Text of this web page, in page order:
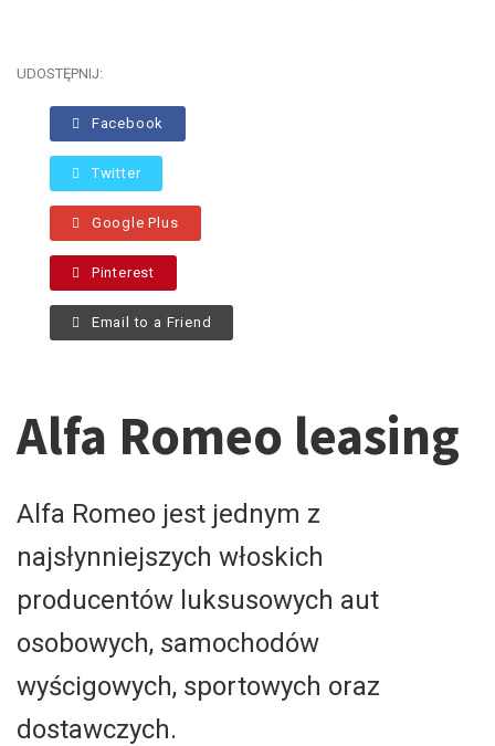
UDOSTĘPNIJ:
Facebook
Twitter
Google Plus
Pinterest
Email to a Friend
Alfa Romeo leasing
Alfa Romeo jest jednym z
najsłynniejszych włoskich
producentów luksusowych aut
osobowych, samochodów
wyścigowych, sportowych oraz
dostawczych.